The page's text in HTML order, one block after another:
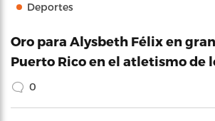
Deportes
Oro para Alysbeth Félix en
Puerto Rico en el atletismo de
0